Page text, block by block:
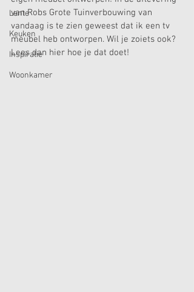
Lente
Keuken
Inspiratie
Woonkamer
van Robs Grote Tuinverbouwing van
vandaag is te zien geweest dat ik een tv
meubel heb ontworpen. Wil je zoiets ook?
Lees dan hier hoe je dat doet!